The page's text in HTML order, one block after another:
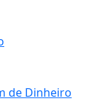
de Dinheiro